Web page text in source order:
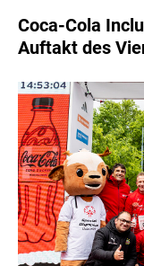
BARFLY'S CLUB
SPORTS MEDIA AUSTRIA
RECYCLEMICH-INITIATIVE
VIER HOCH VIER
ALFIES
HANNERSBERG
WILHELM-EXNER-
ADMIRAL
EWP RECYCLING PFAND
Coca-Cola
Auftakt des